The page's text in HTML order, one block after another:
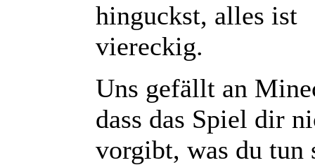
hinguckst, alles ist
viereckig.
Uns gefällt an
dass das Spiel dir
vorgibt, was du tun